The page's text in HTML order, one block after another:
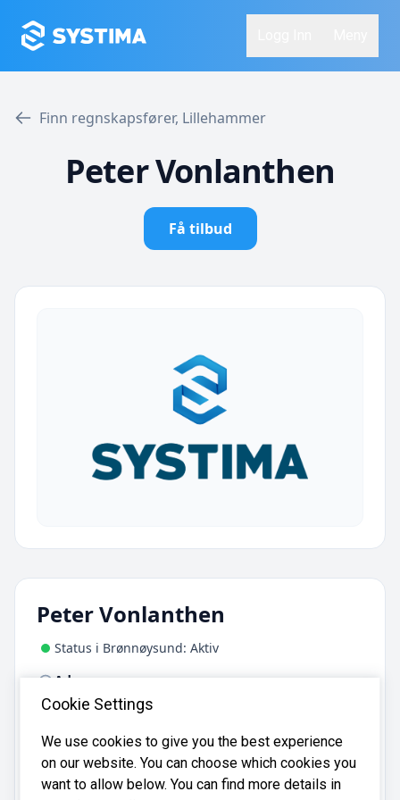
Finn regnskapsfører, Lillehammer
Peter Vonlanthen
Få tilbud
Peter Vonlanthen
Status i Brønnøysund: Aktiv
Adresse:
Vingromsvegen 195, 2608 Lillehammer
Peter Vonlanthen er registrert i
Brønnøysundregistrenemed organisasjonsnummer
937241275.
Cookie Settings
We use cookies to give you the best experience
on our website. You can choose which cookies you
want to allow below. You can find more details in